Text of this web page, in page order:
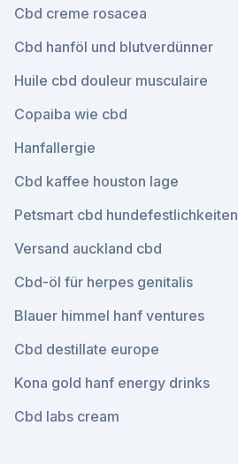
Cbd creme rosacea
Cbd hanföl und blutverdünner
Huile cbd douleur musculaire
Copaiba wie cbd
Hanfallergie
Cbd kaffee houston lage
Petsmart cbd hundefestlichkeiten
Versand auckland cbd
Cbd-öl für herpes genitalis
Blauer himmel hanf ventures
Cbd destillate europe
Kona gold hanf energy drinks
Cbd labs cream